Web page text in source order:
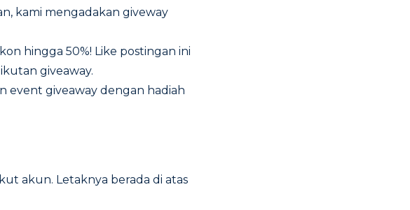
kami mengadakan giveway
hingga 50%! Like postingan ini
giveaway.
event giveaway dengan hadiah
akun. Letaknya berada di atas